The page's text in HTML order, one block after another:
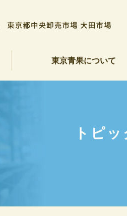
東京青果について
社長挨拶
会社概要
社会貢献
決算公告
各部ご案内
アクセス
反社会的勢力に対する基本方
トピ